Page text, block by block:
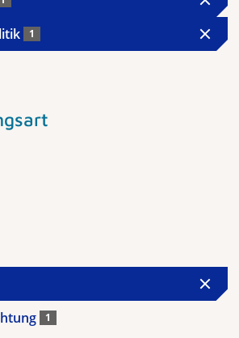
1
1